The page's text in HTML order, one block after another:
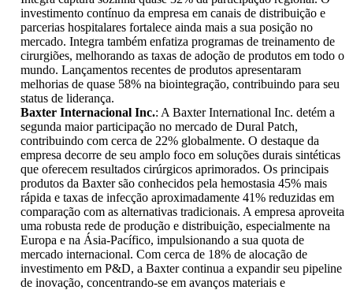
investimento contínuo da empresa em canais de distribuição e
parcerias hospitalares fortalece ainda mais a sua posição no
mercado. Integra também enfatiza programas de treinamento de
cirurgiões, melhorando as taxas de adoção de produtos em todo o
mundo. Lançamentos recentes de produtos apresentaram
melhorias de quase 58% na biointegração, contribuindo para seu
status de liderança.
Baxter Internacional Inc.: A Baxter International Inc. detém a
segunda maior participação no mercado de Dural Patch,
contribuindo com cerca de 22% globalmente. O destaque da
empresa decorre de seu amplo foco em soluções durais sintéticas
que oferecem resultados cirúrgicos aprimorados. Os principais
produtos da Baxter são conhecidos pela hemostasia 45% mais
rápida e taxas de infecção aproximadamente 41% reduzidas em
comparação com as alternativas tradicionais. A empresa aproveita
uma robusta rede de produção e distribuição, especialmente na
Europa e na Ásia-Pacífico, impulsionando a sua quota de
mercado internacional. Com cerca de 18% de alocação de
investimento em P&D, a Baxter continua a expandir seu pipeline
de inovação, concentrando-se em avanços materiais e